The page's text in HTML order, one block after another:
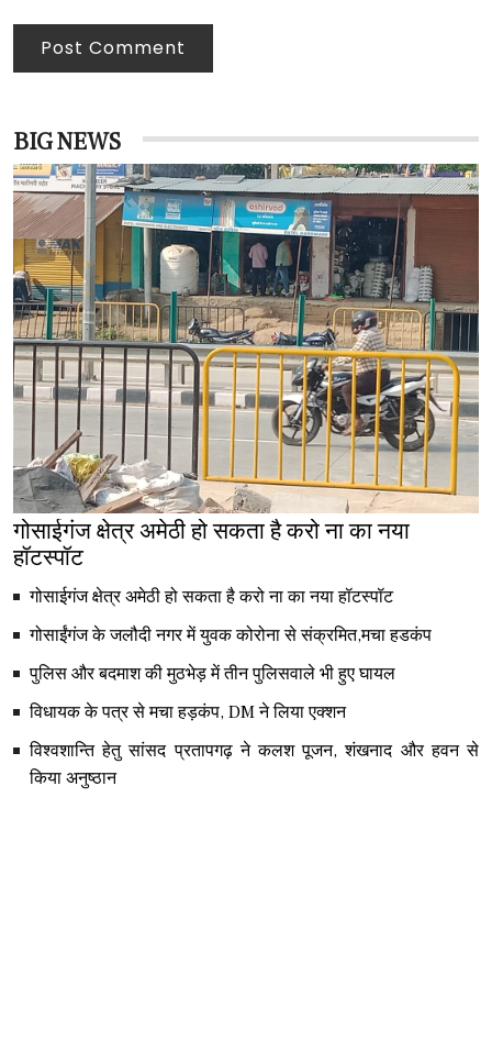
Post Comment
BIG NEWS
गोसाईगंज क्षेत्र अमेठी हो सकता है करो ना का नया
हॉटस्पॉट
गोसाईगंज क्षेत्र अमेठी हो सकता है करो ना का नया हॉटस्पॉट
गोसाईंगंज के जलौदी नगर में युवक कोरोना से संक्रमित,मचा हडकंप
पुलिस और बदमाश की मुठभेड़ में तीन पुलिसवाले भी हुए घायल
विधायक के पत्र से मचा हड़कंप, DM ने लिया एक्शन
विश्वशान्ति हेतु सांसद प्रतापगढ़ ने कलश पूजन, शंखनाद और हवन से
किया अनुष्ठान